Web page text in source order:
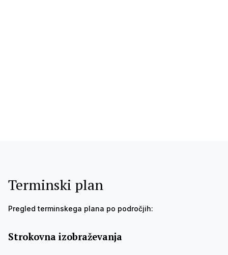
Terminski plan
Pregled terminskega plana po področjih:
Strokovna izobraževanja